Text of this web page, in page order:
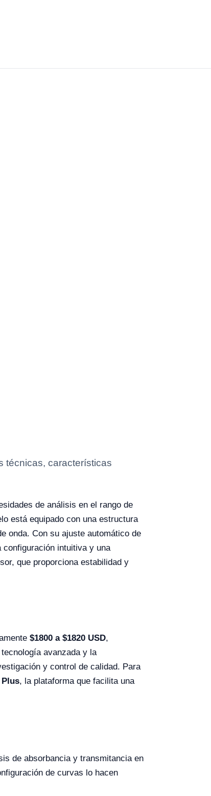
técnicas, características
de análisis en el rango de
está equipado con una estructura
onda. Con su ajuste automático de
configuración intuitiva y una
que proporciona estabilidad y
$1800 a $1820 USD,
avanzada y la
y control de calidad. Para
, la plataforma que facilita una
de absorbancia y transmitancia en
de curvas lo hacen